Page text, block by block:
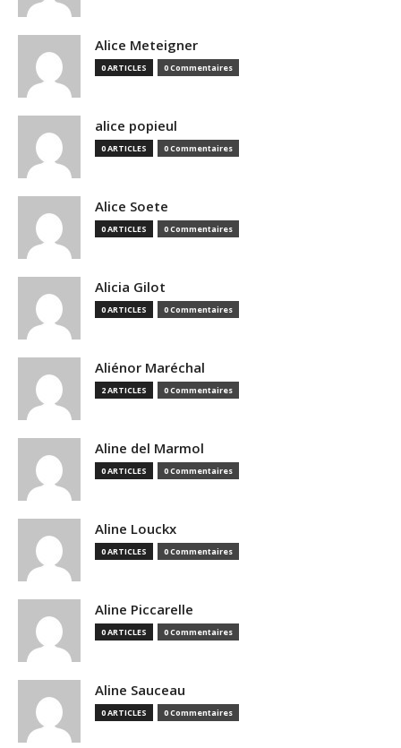
Alice Meteigner
0 ARTICLES 0 Commentaires
alice popieul
0 ARTICLES 0 Commentaires
Alice Soete
0 ARTICLES 0 Commentaires
Alicia Gilot
0 ARTICLES 0 Commentaires
Aliénor Maréchal
2 ARTICLES 0 Commentaires
Aline del Marmol
0 ARTICLES 0 Commentaires
Aline Louckx
0 ARTICLES 0 Commentaires
Aline Piccarelle
0 ARTICLES 0 Commentaires
Aline Sauceau
0 ARTICLES 0 Commentaires